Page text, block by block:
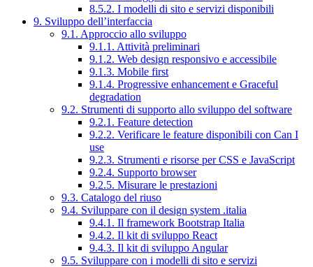
8.5.2. I modelli di sito e servizi disponibili
9. Sviluppo dell’interfaccia
9.1. Approccio allo sviluppo
9.1.1. Attività preliminari
9.1.2. Web design responsivo e accessibile
9.1.3. Mobile first
9.1.4. Progressive enhancement e Graceful
degradation
9.2. Strumenti di supporto allo sviluppo del software
9.2.1. Feature detection
9.2.2. Verificare le feature disponibili con Can I
use
9.2.3. Strumenti e risorse per CSS e JavaScript
9.2.4. Supporto browser
9.2.5. Misurare le prestazioni
9.3. Catalogo del riuso
9.4. Sviluppare con il design system .italia
9.4.1. Il framework Bootstrap Italia
9.4.2. Il kit di sviluppo React
9.4.3. Il kit di sviluppo Angular
9.5. Sviluppare con i modelli di sito e servizi